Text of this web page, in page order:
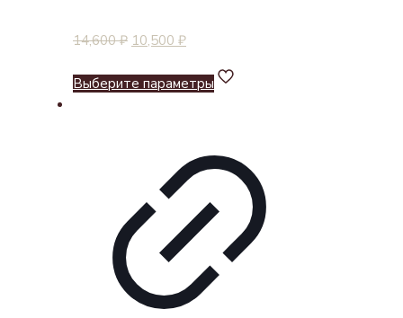
14,600₽ 10,500 ₽
Выберите параметры